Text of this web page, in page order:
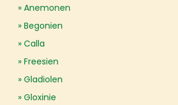
Anemonen
Begonien
Calla
Freesien
Gladiolen
Gloxinie